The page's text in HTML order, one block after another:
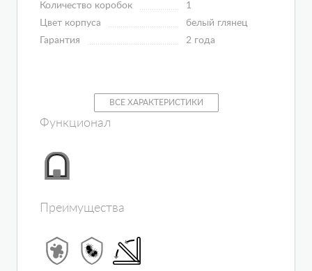
Количество коробок
1
Цвет корпуса
белый глянец
Гарантия
2 года
ВСЕ ХАРАКТЕРИСТИКИ
Функционал
Преимущества